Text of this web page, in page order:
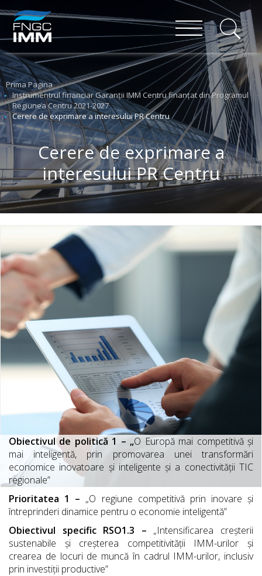
Prima Pagina
Instrumentrul financiar Garanții IMM Centru finanțat din Programul
Regiunea Centru 2021-2027
Cerere de exprimare a interesului PR Centru
Cerere de exprimare a
interesului PR Centru
Obiectivul de politică 1 – „O Europă mai competitivă și
mai inteligentă, prin promovarea unei transformări
economice inovatoare și inteligente și a conectivității TIC
regionale”
Prioritatea 1 – „O regiune competitivă prin inovare și
întreprinderi dinamice pentru o economie inteligentă”
Obiectivul specific RSO1.3 – „Intensificarea creșterii
sustenabile și creșterea competitivității IMM-urilor și
crearea de locuri de muncă în cadrul IMM-urilor, inclusiv
prin investiții productive”